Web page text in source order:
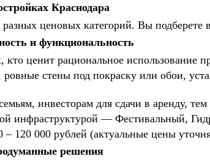
Краснодара
ценовых категорий. Вы подберете
и функциональность
ценит рациональное использование
стены под покраску или обои,
инвесторам для сдачи в аренду,
инфраструктурой — Фестивальный,
– 120 000 рублей (актуальные цены
решения